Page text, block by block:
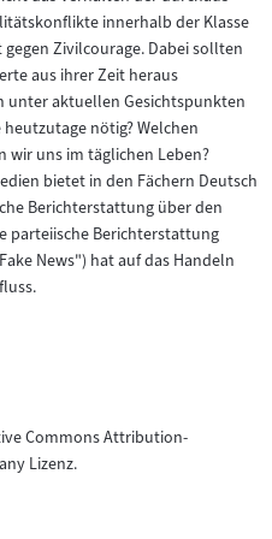
innerhalb der Klasse
Zivilcourage. Dabei sollten
aus ihrer Zeit heraus
unter aktuellen Gesichtspunkten
nötig? Welchen
wir uns im täglichen Leben?
bietet in den Fächern Deutsch
Berichterstattung über den
parteiische Berichterstattung
News") hat auf das Handeln
Commons Attribution-
Lizenz.